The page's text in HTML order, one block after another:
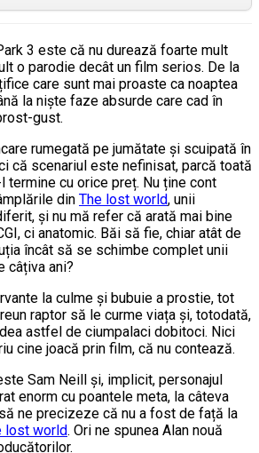
3 este că nu durează foarte mult
o parodie decât un film serios. De la
care sunt mai proaste ca noaptea
la niște faze absurde care cad în
gust.
rumegată pe jumătate și scuipată în
că scenariul este nefinisat, parcă toată
termine cu orice preț. Nu ține cont
din The lost world, unii
și nu mă refer că arată mai bine
ci anatomic. Băi să fie, chiar atât de
încât să se schimbe complet unii
câțiva ani?
la culme și bubuie a prostie, tot
raptor să le curme viața și, totodată,
astfel de ciumpalaci dobitoci. Nici
cine joacă prin film, că nu contează.
Sam Neill și, implicit, personajul
enorm cu poantele meta, la câteva
ne precizeze că nu a fost de față la
lost world. Ori ne spunea Alan nouă